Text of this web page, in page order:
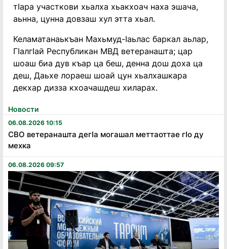
Новости
06.08.2026 10:15
СВО ветеранашта дегӏа могашал меттаоттае гӏо ду
мехка
06.08.2026 09:57
тӀара участкови хьалха хьакхоач наха эшача,
аьнна, цунна довзаш хул этта хьал.
Келаматанаькъан Махьмуд-Ӏаьлас баркал аьлар,
ГӏалгӀай Республикан МВД ветеранашта; цар
шоаш биа дув къар ца беш, денна дош доха ца
деш, Даьхе лораеш шоай цун хьалхашкара
декхар дизза кхоачашдеш хиларах.